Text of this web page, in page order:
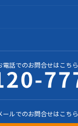
電話でのお問合せはこちら
ールでのお問合せはこちら